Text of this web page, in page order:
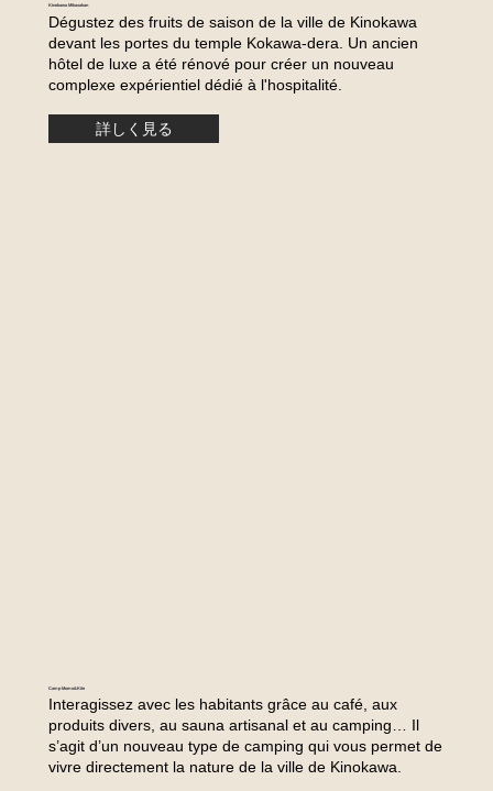
Kinokawa Mikasakan
Dégustez des fruits de saison de la ville de Kinokawa
devant les portes du temple Kokawa-dera. Un ancien
hôtel de luxe a été rénové pour créer un nouveau
complexe expérientiel dédié à l'hospitalité.
詳しく見る
Camp Momo&Kite
Interagissez avec les habitants grâce au café, aux
produits divers, au sauna artisanal et au camping… Il
s’agit d’un nouveau type de camping qui vous permet de
vivre directement la nature de la ville de Kinokawa.